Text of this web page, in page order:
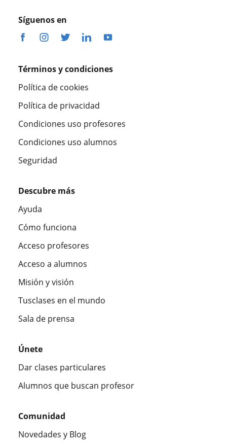
Síguenos en
Términos y condiciones
Política de cookies
Política de privacidad
Condiciones uso profesores
Condiciones uso alumnos
Seguridad
Descubre más
Ayuda
Cómo funciona
Acceso profesores
Acceso a alumnos
Misión y visión
Tusclases en el mundo
Sala de prensa
Únete
Dar clases particulares
Alumnos que buscan profesor
Comunidad
Novedades y Blog